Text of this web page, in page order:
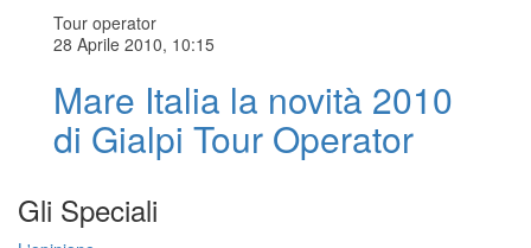
Tour operator
28 Aprile 2010, 10:15
Mare Italia la novità 2010
di Gialpi Tour Operator
Gli Speciali